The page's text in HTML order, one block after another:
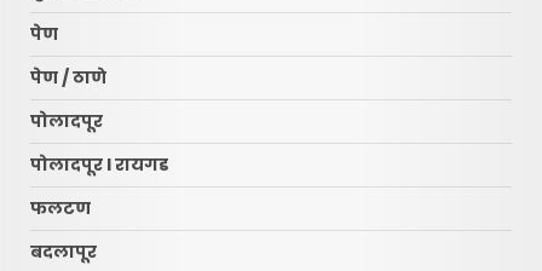
पेण
पेण / ठाणे
पोलादपूर
पोलादपूर l रायगड
फलटण
बदलापूर